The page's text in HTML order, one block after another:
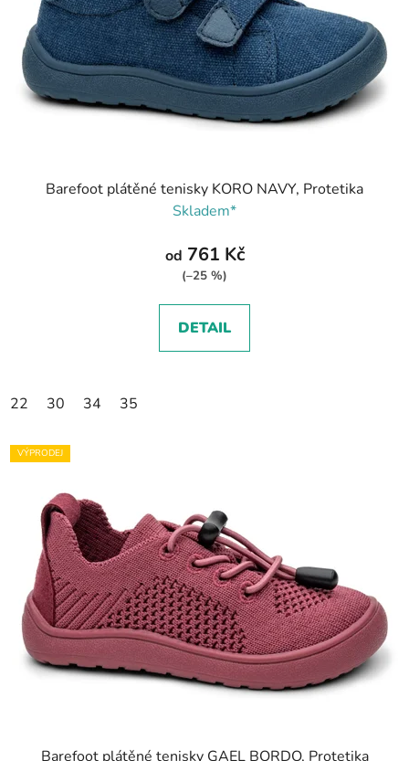
Barefoot plátěné tenisky KORO NAVY, Protetika
Skladem*
od 761 Kč
(–25 %)
DETAIL
22 30 34 35
VÝPRODEJ
Barefoot plátěné tenisky GAEL BORDO, Protetika